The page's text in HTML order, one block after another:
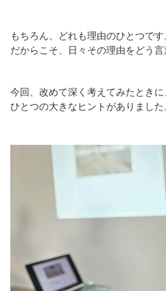
もちろん、どれも理由のひとつです
だからこそ、日々その理由をどう言
今回、改めて深く考えてみたときに
ひとつの大きなヒントがありました